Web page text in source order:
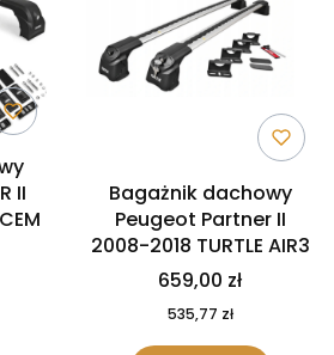
II
Bagażnik dachowy
Peugeot Partner II
2008-2018 TURTLE AIR3
659,00 zł
535,77 zł